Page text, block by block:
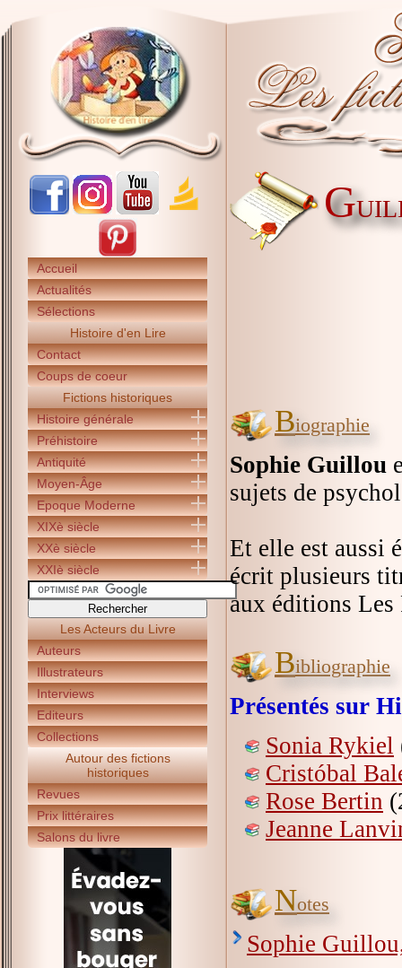
Accueil
Actualités
Sélections
Histoire d'en Lire
Contact
Coups de coeur
Fictions historiques
Histoire générale
Préhistoire
Antiquité
Moyen-Âge
Epoque Moderne
XIXè siècle
XXè siècle
XXIè siècle
Les Acteurs du Livre
Auteurs
Illustrateurs
Interviews
Editeurs
Collections
Autour des fictions
historiques
Revues
Prix littéraires
Salons du livre
G
Biographie
Sophie Guillou
sujets de
Et elle est aussi
écrit plusieurs
aux éditions Les
Bibliographie
Présentés sur
Sonia Rykiel
Cristóbal
Rose Bertin
Jeanne
Notes
Sophie